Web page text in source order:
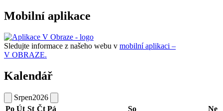
Mobilní aplikace
Sledujte informace z našeho webu v mobilní aplikaci –
V OBRAZE.
Kalendář
Srpen2026
Po Út St Čt Pá So Ne